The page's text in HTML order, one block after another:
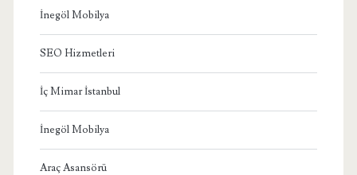
İnegöl Mobilya
SEO Hizmetleri
İç Mimar İstanbul
İnegöl Mobilya
Araç Asansörü